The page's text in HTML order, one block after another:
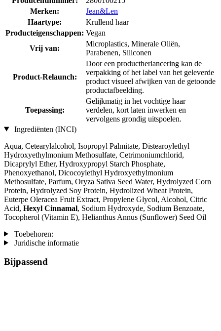
Merken:
Jean&Len
Haartype:
Krullend haar
Producteigenschappen: Vegan
Vrij van:
Microplastics, Minerale Oliën,
Parabenen, Siliconen
Product-Relaunch:
Door een productherlancering kan de
verpakking of het label van het geleverde
product visueel afwijken van de getoonde
productafbeelding.
Toepassing:
Gelijkmatig in het vochtige haar
verdelen, kort laten inwerken en
vervolgens grondig uitspoelen.
Ingrediënten (INCI)
Aqua, Cetearylalcohol, Isopropyl Palmitate, Distearoylethyl
Hydroxyethylmonium Methosulfate, Cetrimoniumchlorid,
Dicaprylyl Ether, Hydroxypropyl Starch Phosphate,
Phenoxyethanol, Dicocoylethyl Hydroxyethylmonium
Methosulfate, Parfum, Oryza Sativa Seed Water, Hydrolyzed Corn
Protein, Hydrolyzed Soy Protein, Hydrolized Wheat Protein,
Euterpe Oleracea Fruit Extract, Propylene Glycol, Alcohol, Citric
Acid, Hexyl Cinnamal, Sodium Hydroxyde, Sodium Benzoate,
Tocopherol (Vitamin E), Helianthus Annus (Sunflower) Seed Oil
Toebehoren:
Juridische informatie
Bijpassend